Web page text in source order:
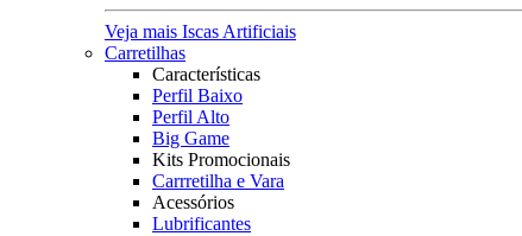
Veja mais Iscas Artificiais
Carretilhas
Características
Perfil Baixo
Perfil Alto
Big Game
Kits Promocionais
Carrretilha e Vara
Acessórios
Lubrificantes